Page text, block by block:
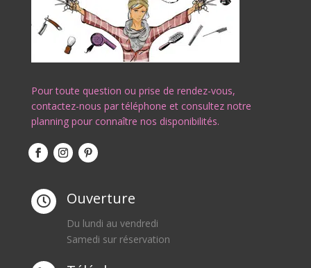
Pour toute question ou prise de rendez-vous,
contactez-nous par téléphone et consultez notre
planning pour connaître nos disponibilités.
 Ouverture
Du lundi au vendredi
Samedi sur réservation